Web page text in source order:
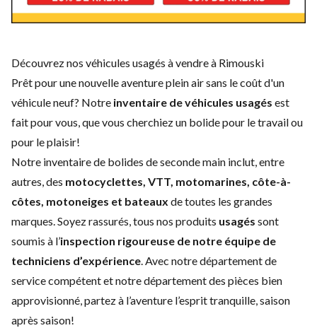
Découvrez nos véhicules usagés à vendre à Rimouski
Prêt pour une nouvelle aventure plein air sans le coût d'un
véhicule neuf? Notre inventaire de véhicules usagés est
fait pour vous, que vous cherchiez un bolide pour le travail ou
pour le plaisir!
Notre inventaire de bolides de seconde main inclut, entre
autres, des motocyclettes, VTT, motomarines, côte-à-
côtes, motoneiges et bateaux de toutes les grandes
marques. Soyez rassurés, tous nos produits usagés sont
soumis à l’inspection rigoureuse de notre équipe de
techniciens d’expérience. Avec notredépartement de
servicecompétent et notredépartement des pièces bien
approvisionné, partez à l’aventure l’esprit tranquille, saison
après saison!